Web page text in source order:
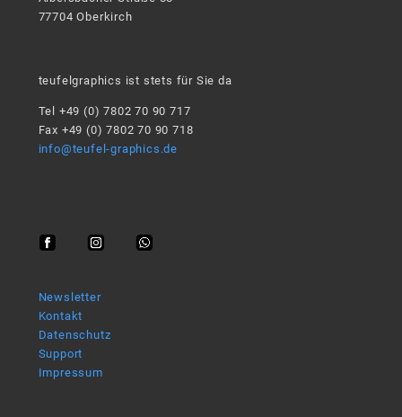
77704 Oberkirch
teufelgraphics ist stets für Sie da
Tel +49 (0) 7802 70 90 717
Fax +49 (0) 7802 70 90 718
info@teufel-graphics.de
Newsletter
Kontakt
Datenschutz
Support
Impressum